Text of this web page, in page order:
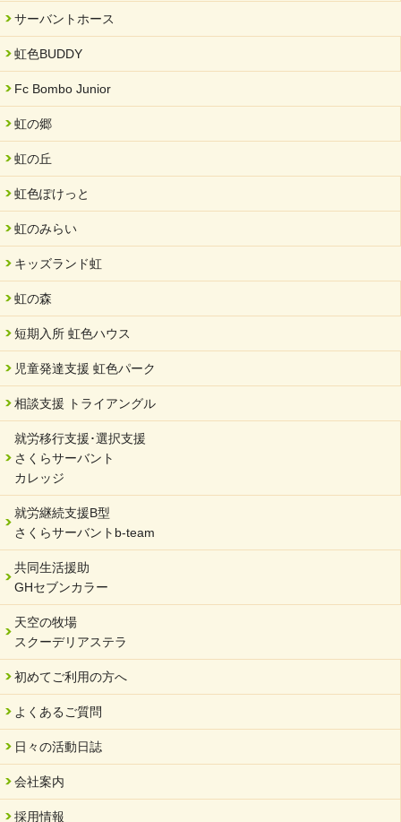
サーバントホース
虹色BUDDY
Fc Bombo Junior
虹の郷
虹の丘
虹色ぽけっと
虹のみらい
キッズランド虹
虹の森
短期入所 虹色ハウス
児童発達支援 虹色パーク
相談支援 トライアングル
就労移行支援･選択支援
さくらサーバント
カレッジ
就労継続支援B型
さくらサーバントb-team
共同生活援助
GHセブンカラー
天空の牧場
スクーデリアステラ
初めてご利用の方へ
よくあるご質問
日々の活動日誌
会社案内
採用情報